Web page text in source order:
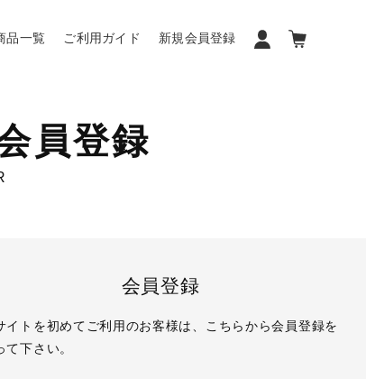
品一覧 ご利用ガイド 新規会員登録
員登録
会員登録
イトを初めてご利用のお客様は、こちらから会員登録を
て下さい。